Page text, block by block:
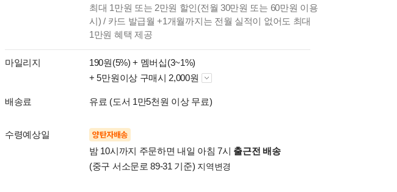
최대 1만원 또는 2만원 할인(전월 30만원 또는 60만원 이용
시) / 카드 발급월 +1개월까지는 전월 실적이 없어도 최대
1만원 혜택 제공
마일리지 190원(5%) + 멤버십(3~1%)
+ 5만원이상 구매시 2,000원
배송료 유료 (도서 1만5천원 이상 무료)
수령예상일 양탄자배송
밤 10시까지 주문하면 내일 아침 7시 출근전 배송
(중구 서소문로 89-31 기준) 지역변경